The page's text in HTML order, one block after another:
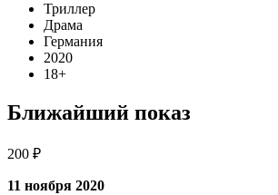
Триллер
Драма
Германия
2020
18+
Ближайший показ
200 ₽
11 ноября 2020